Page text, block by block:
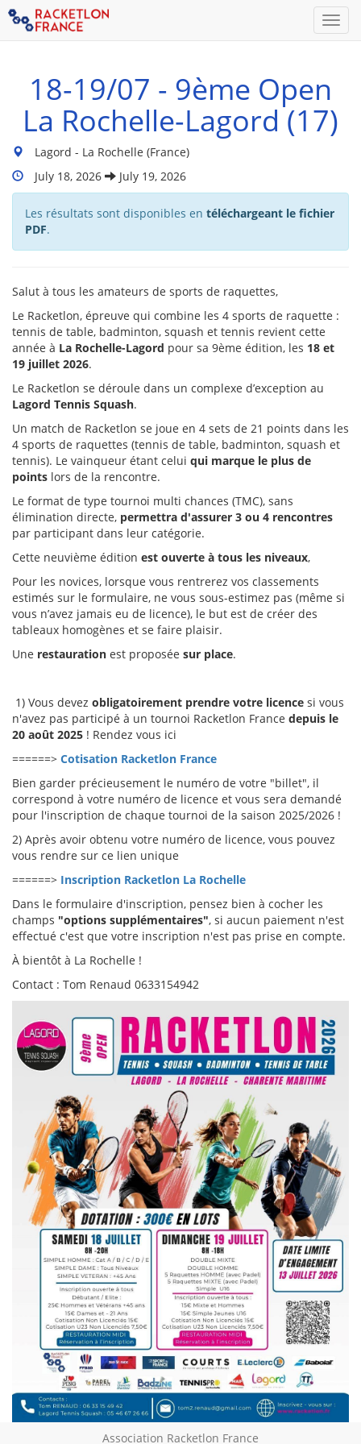
Menu
18-19/07 - 9ème Open
La Rochelle-Lagord (17)
Lieu
du
tournoi
:
Lagord - La Rochelle (France)
Dates
Du
Tournoi
July 18, 2026 July 19, 2026
Les résultats sont disponibles en téléchargeant le fichier
PDF.
Salut à tous les amateurs de sports de raquettes,
Le Racketlon, épreuve qui combine les 4 sports de raquette :
tennis de table, badminton, squash et tennis revient cette
année à La Rochelle-Lagord pour sa 9ème édition, les 18 et
19 juillet 2026.
Le Racketlon se déroule dans un complexe d’exception au
Lagord Tennis Squash.
Un match de Racketlon se joue en 4 sets de 21 points dans les
4 sports de raquettes (tennis de table, badminton, squash et
tennis). Le vainqueur étant celui qui marque le plus de
points lors de la rencontre.
Le format de type tournoi multi chances (TMC), sans
élimination directe, permettra d'assurer 3 ou 4 rencontres
par participant dans leur catégorie.
Cette neuvième édition est ouverte à tous les niveaux,
Pour les novices, lorsque vous rentrerez vos classements
estimés sur le formulaire, ne vous sous-estimez pas (même si
vous n’avez jamais eu de licence), le but est de créer des
tableaux homogènes et se faire plaisir.
Une restauration est proposée sur place.
1) Vous devez obligatoirement prendre votre licence si vous
n'avez pas participé à un tournoi Racketlon France depuis le
20 août 2025 ! Rendez vous ici
======> Cotisation Racketlon France
Bien garder précieusement le numéro de votre "billet", il
correspond à votre numéro de licence et vous sera demandé
pour l'inscription de chaque tournoi de la saison 2025/2026 !
2) Après avoir obtenu votre numéro de licence, vous pouvez
vous rendre sur ce lien unique
======> Inscription Racketlon La Rochelle
Dans le formulaire d'inscription, pensez bien à cocher les
champs "options supplémentaires", si aucun paiement n'est
effectué c'est que votre inscription n'est pas prise en compte.
À bientôt à La Rochelle !
Contact : Tom Renaud 0633154942
Association Racketlon France